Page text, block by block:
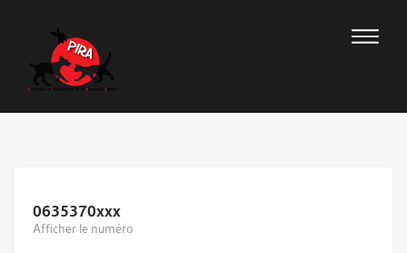
0635370xxx
Afficher le numéro